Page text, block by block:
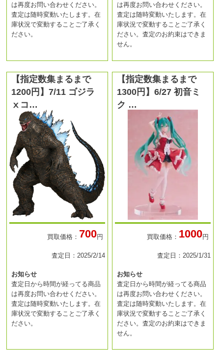
は再度お問い合わせください。
査定は随時変動いたします。在
庫状況で変動することご了承く
ださい。
は再度お問い合わせください。
査定は随時変動いたします。在
庫状況で変動することご了承く
ださい。査定のお約束はできま
せん。
【指定数集まるまで
1200円】7/11 ゴジラ
ⅹコ…
買取価格： 700円
査定日：2025/2/14
お知らせ
査定日から時間が経ってる商品
は再度お問い合わせください。
査定は随時変動いたします。在
庫状況で変動することご了承く
ださい。
【指定数集まるまで
1300円】6/27 初音ミ
ク …
買取価格： 1000円
査定日：2025/1/31
お知らせ
査定日から時間が経ってる商品
は再度お問い合わせください。
査定は随時変動いたします。在
庫状況で変動することご了承く
ださい。査定のお約束はできま
せん。